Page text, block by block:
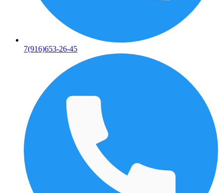
7(916)653-26-45